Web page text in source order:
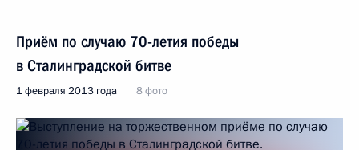
Приём по случаю 70-летия победы
в Сталинградской битве
1 февраля 2013 года 8 фото